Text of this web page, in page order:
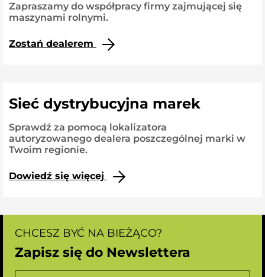
Zapraszamy do współpracy firmy zajmującej się
maszynami rolnymi.
Zostań dealerem
Sieć dystrybucyjna marek
Sprawdź za pomocą lokalizatora
autoryzowanego dealera poszczególnej marki w
Twoim regionie.
Dowiedź się więcej
CHCESZ BYĆ NA BIEŻĄCO?
Zapisz się do Newslettera